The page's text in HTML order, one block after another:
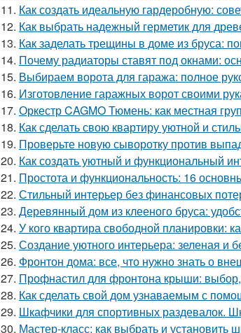
11. Как создать идеальную гардеробную:
12. Как выбрать надежный герметик для
13. Как заделать трещины в доме из бруса:
14. Почему радиаторы ставят под окнами:
15. Выбираем ворота для гаража: полное
16. Изготовление гаражных ворот своими
17. Оркестр CAGMO Тюмень: как местная
18. Как сделать свою квартиру уютной и
19. Проверьте новую сыворотку против
20. Как создать уютный и функциональный
21. Простота и функциональность: 16
22. Стильный интерьер без финансовых
23. Деревянный дом из клееного бруса:
24. У кого квартира свободной планировки:
25. Создание уютного интерьера: зеленая и
26. Фронтон дома: все, что нужно знать о
27. Профнастил для фронтона крыши: выбор,
28. Как сделать свой дом узнаваемым с
29. Шкафчики для спортивных раздевалок.
30. Мастер-класс: как выбрать и